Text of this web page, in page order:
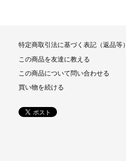
特定商取引法に基づく表記（返品等）
この商品を友達に教える
この商品について問い合わせる
買い物を続ける